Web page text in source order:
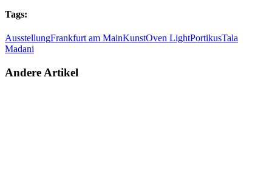
Tags:
AusstellungFrankfurt am MainKunstOven LightPortikusTala
Madani
Andere Artikel